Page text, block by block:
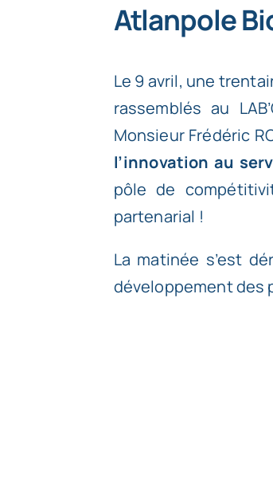
Atlanpole
Le 9 avril, une
rassemblés au
Monsieur Frédéric
l’innovation au
pôle de
partenarial !
La matinée s’est
développement des